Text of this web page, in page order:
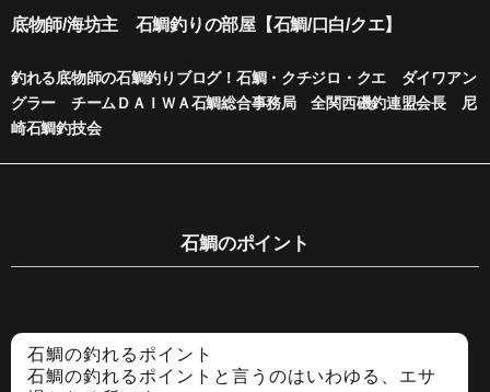
内
容
ス
キ
プ
底物師/海坊主 石鯛釣りの部屋【石鯛/口白/クエ】
釣れる底物師の石鯛釣りブログ！石鯛・クチジロ・クエ ダイワアン
グラー チームＤＡＩＷＡ石鯛総合事務局 全関西磯釣連盟会長 尼
崎石鯛釣技会
石鯛のポイント
石鯛の釣れるポイント
石鯛の釣れるポイントと言うのはいわゆる、エサ